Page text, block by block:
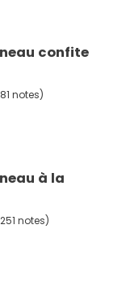
confite
notes)
à la
notes)